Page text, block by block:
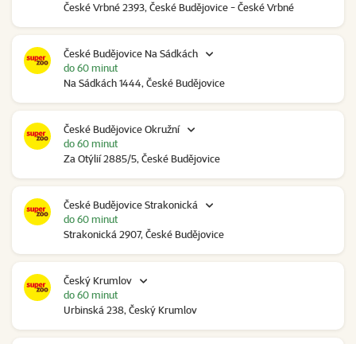
České Vrbné 2393, České Budějovice - České Vrbné
České Budějovice Na Sádkách
Na Sádkách 1444, České Budějovice
do 60 minut
České Budějovice Okružní
Za Otýlií 2885/5, České Budějovice
do 60 minut
České Budějovice Strakonická
Strakonická 2907, České Budějovice
do 60 minut
Český Krumlov
Urbinská 238, Český Krumlov
do 60 minut